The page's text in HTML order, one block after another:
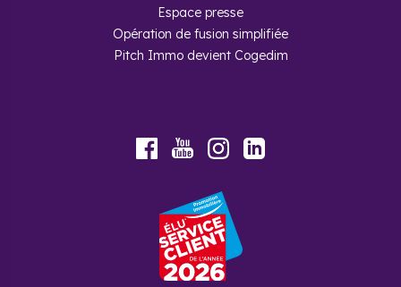
Espace presse
Opération de fusion simplifiée
Pitch Immo devient Cogedim
FacebookYoutubeInstagram